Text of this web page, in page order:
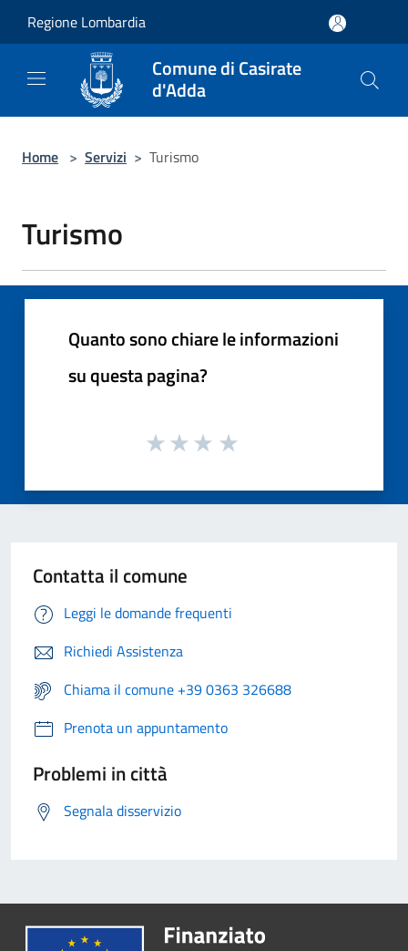
Regione Lombardia
Comune di Casirate
d'Adda
Home > Servizi > Turismo
Turismo
Quanto sono chiare le informazioni
su questa pagina?
Contatta il comune
Leggi le domande frequenti
Richiedi Assistenza
Chiama il comune +39 0363 326688
Prenota un appuntamento
Problemi in città
Segnala disservizio